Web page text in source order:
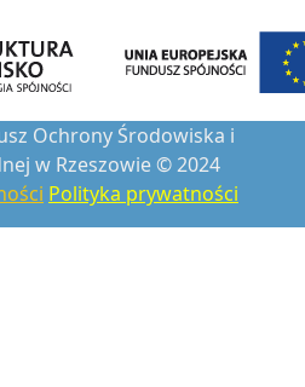
Ochrony Środowiska i
w Rzeszowie © 2024
Polityka prywatności